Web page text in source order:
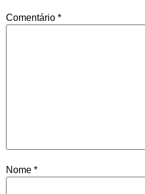
Comentário *
Nome *